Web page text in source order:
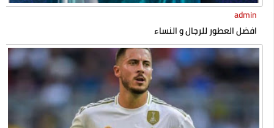
admin
افضل العطور للرجال و النساء